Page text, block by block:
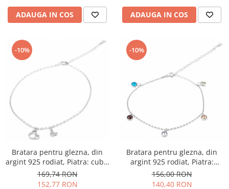
ADAUGA IN COS ADAUGA IN COS
-10%
Bratara pentru glezna, din
argint 925 rodiat, Piatra: cubic
zirconia, Culoare:
transparenta, Sonis Silver
169,74 RON
152,77 RON
-10%
Bratara pentru glezna, din
argint 925 rodiat, Piatra:
zirconia fatetata, Culoare:
multicolor, Sonis Silver
156,00 RON
140,40 RON